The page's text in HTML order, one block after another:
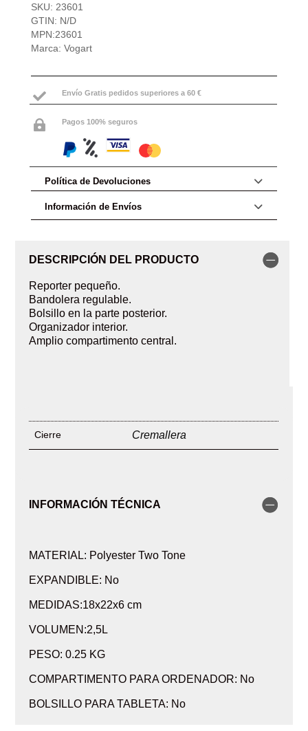
SKU: 23601
GTIN: N/D
MPN:23601
Marca: Vogart
 Envío Gratis pedidos superiores a 60 €
 Pagos 100% seguros
Política de Devoluciones
Información de Envíos
DESCRIPCIÓN DEL PRODUCTO
Reporter pequeño.
Bandolera regulable.
Bolsillo en la parte posterior.
Organizador interior.
Amplio compartimento central.
Cierre Cremallera
INFORMACIÓN TÉCNICA
MATERIAL: Polyester Two Tone
EXPANDIBLE: No
MEDIDAS:18x22x6 cm
VOLUMEN:2,5L
PESO: 0.25 KG
COMPARTIMENTO PARA ORDENADOR: No
BOLSILLO PARA TABLETA: No